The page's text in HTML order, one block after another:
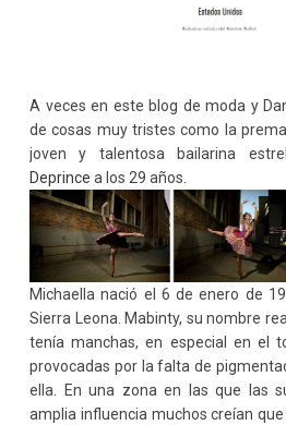
A veces en este blog de moda y
de cosas muy tristes como la
joven y talentosa bailarina
Deprince a los 29 años.
Michaella nació el 6 de enero de
Sierra Leona. Mabinty, su nombre
tenía manchas, en especial en el
provocadas por la falta de
ella. En una zona en las que las
amplia influencia muchos creían